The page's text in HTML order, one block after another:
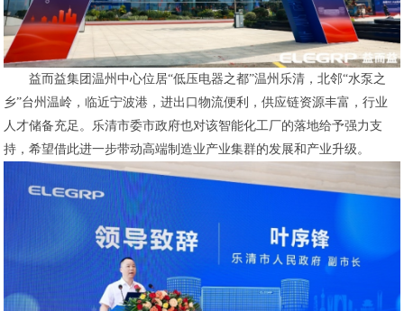
益而益集团温州中心位居“低压电器之都”温州乐清，北邻“水泵之
乡”台州温岭，临近宁波港，进出口物流便利，供应链资源丰富，行业
人才储备充足。乐清市委市政府也对该智能化工厂的落地给予强力支
持，希望借此进一步带动高端制造业产业集群的发展和产业升级。